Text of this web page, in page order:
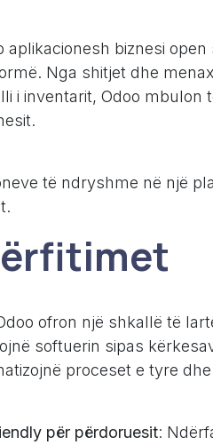
aplikacionesh biznesi
Nga shitjet dhe
i inventarit, Odoo mbulon
të ndryshme në një
ofron një shkallë të
softuerin sipas
proceset e tyre
për përdoruesit: